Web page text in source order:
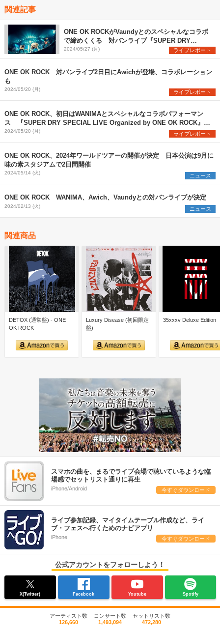
関連記事
ONE OK ROCKがVaundyとのスペシャルなコラボ
で締めくくる 対バンライブ『SUPER DRY
SPECIAL LIVE Organized by ONE OK ROCK』が
閉幕
2024/05/27 (月) ライブレポート
ONE OK ROCK 対バンライブ2日目にAwichが登場、コラボレーション
も
2024/05/20 (月) ライブレポート
ONE OK ROCK、初日はWANIMAとスペシャルなコラボパフォーマン
ス 『SUPER DRY SPECIAL LIVE Organized by ONE OK ROCK』開
幕
2024/05/20 (月) ライブレポート
ONE OK ROCK、2024年ワールドツアーの開催が決定 日本公演は9月に
味の素スタジアムで2日間開催
2024/05/14 (火) ニュース
ONE OK ROCK WANIMA、Awich、Vaundyとの対バンライブが決定
2024/02/13 (火) ニュース
関連商品
DETOX (通常盤) - ONE
OK ROCK
Luxury Disease (初回限定
盤)
35xxxv Deluxe Edition
スマホの曲を、まるでライブ会場で聴いているような臨
場感でセットリスト通りに再生
iPhone/Android 今すぐダウンロード
ライブ参加記録、マイタイムテーブル作成など、ライ
ブ・フェスへ行くためのナビアプリ
iPhone 今すぐダウンロード
公式アカウントをフォローしよう！
X(Twitter) Facebook Youtube Spotify
アーティスト数
126,660
コンサート数
1,493,094
セットリスト数
472,280